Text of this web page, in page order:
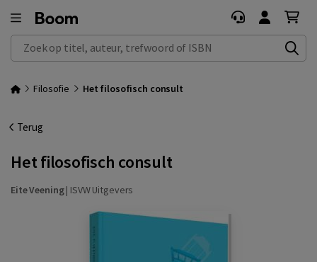
Zoek op titel, auteur, trefwoord of ISBN
Filosofie Het filosofisch consult
Terug
Het filosofisch consult
Eite Veening| ISVW Uitgevers